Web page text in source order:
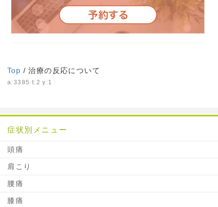
Top / 治療の反応について
a:3385 t:2 y:1
症状別メニュー
頭痛
肩こり
腰痛
膝痛